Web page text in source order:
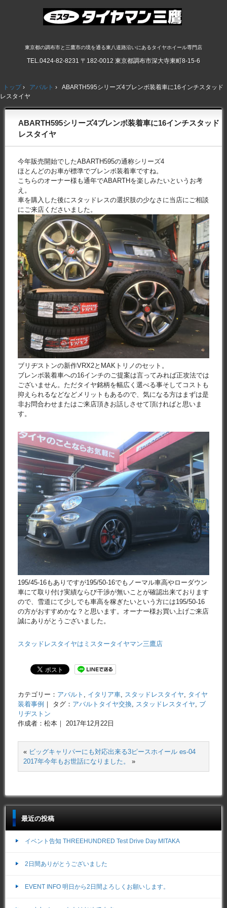
東京都の調布市と三鷹市の境を通る東八道路沿いにあるタイヤホイール専門店
TEL.0424-82-8231 〒182-0012 東京都調布市深大寺東町8-15-6
トップ › アバルト ›
ABARTH595シリーズ4ブレンボ装着車に16インチスタッド
レスタイヤ
ABARTH595シリーズ4ブレンボ装着車に16インチスタッド
レスタイヤ
今年販売開始でしたABARTH595の通称シリーズ4
ほとんどのお車が標準でブレンボ装着車ですね。
こちらのオーナー様も通年でABARTHを楽しみたいというお考
え。
車を購入した後にスタッドレスの選択肢の少なさに当店にご相談
にご来店くださいました。
ブリヂストンの新作VRX2とMAKトリノのセット。
ブレンボ装着車への16インチのご提案は言ってみれば正攻法では
ございません。ただタイヤ銘柄を幅広く選べる事そしてコストも
抑えられるなどなどメリットもあるので、気になる方はまずは是
非お問合わせまたはご来店頂きお話しさせて頂ければと思いま
す。
195/45-16もありですが195/50-16でもノーマル車高やローダウン
車にて取り付け実績ならび干渉が無いことが確認出来ております
ので、雪道にて少しでも車高を稼ぎたいという方には195/50-16
の方がおすすめかな？と思います。オーナー様お買い上げご来店
誠にありがとうございました。
スタッドレスタイヤはミスタータイヤマン三鷹店
カテゴリー： アバルト イタリア車 スタッドレスタイヤ
タイヤ
装着事例 ｜ タグ： アバルトタイヤ交換 スタッドレスタイヤ
ブ
リヂストン
作成者：松本｜ 2017年12月22日
« ビッグキャリパーにも対応出来る3ピースホイール es-04
2017年今年もお世話になりました。
»
最近の投稿
イベント告知 THREEHUNDRED Test Drive Day MITAKA
2日間ありがとうございました
EVENT INFO 明日から2日間よろしくお願いします。